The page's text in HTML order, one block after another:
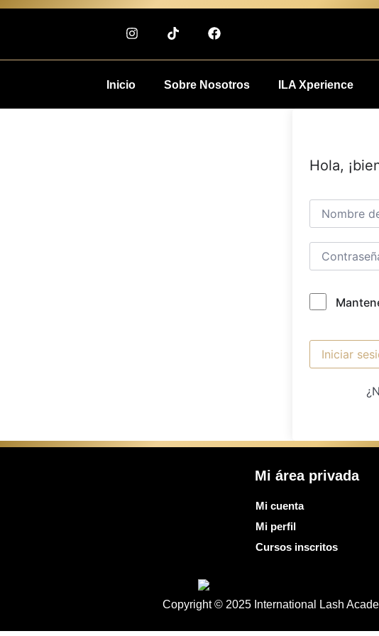
Inicio Sobre Nosotros ILA Xperience
Hola,
Iniciar
Mi área privada
Mi cuenta
Mi perfil
Cursos inscritos
Copyright © 2025 International Lash